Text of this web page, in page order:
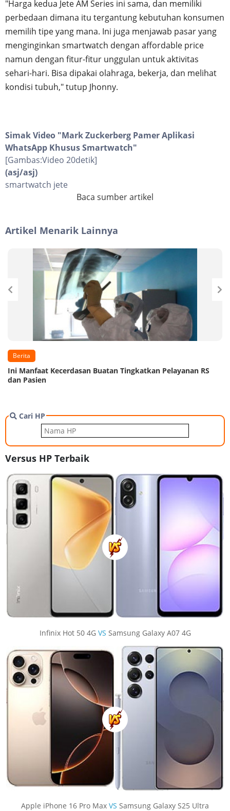
"Harga kedua Jete AM Series ini sama, dan memiliki
perbedaan dimana itu tergantung kebutuhan konsumen
memilih tipe yang mana. Ini juga menjawab pasar yang
menginginkan smartwatch dengan affordable price
namun dengan fitur-fitur unggulan untuk aktivitas
sehari-hari. Bisa dipakai olahraga, bekerja, dan melihat
kondisi tubuh," tutup Jhonny.
Simak Video "Mark Zuckerberg Pamer Aplikasi
WhatsApp Khusus Smartwatch"
[Gambas:Video 20detik]
(asj/asj)
smartwatch jete
Baca sumber artikel
Artikel Menarik Lainnya
Berita
Ini Manfaat Kecerdasan Buatan Tingkatkan Pelayanan RS
dan Pasien
Cari HP
Versus HP Terbaik
Infinix Hot 50 4G VS Samsung Galaxy A07 4G
Apple iPhone 16 Pro Max VS Samsung Galaxy S25 Ultra